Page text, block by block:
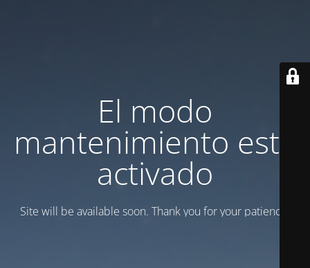
El modo
mantenimiento está
activado
Site will be available soon. Thank you for your patience!